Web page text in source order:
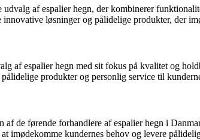
af espalier hegn, der kombinerer
løsninger og pålidelige produkter, der
af espalier hegn med sit fokus på kvalitet og
produkter og personlig service til
af de førende forhandlere af espalier hegn i
imødekomme kundernes behov og levere